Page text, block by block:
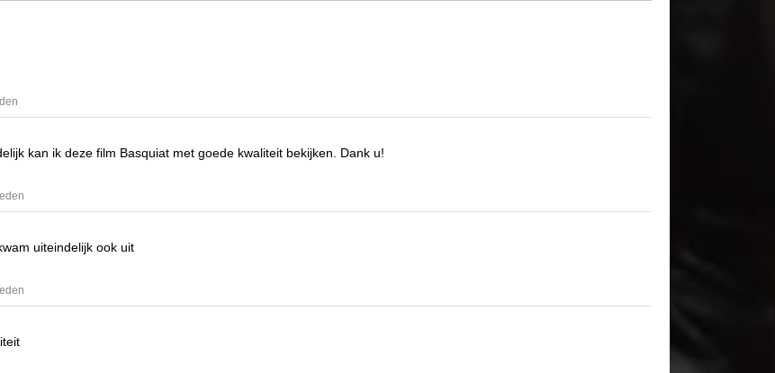
kan ik deze film Basquiat met goede kwaliteit bekijken. Dank u!
uiteindelijk ook uit